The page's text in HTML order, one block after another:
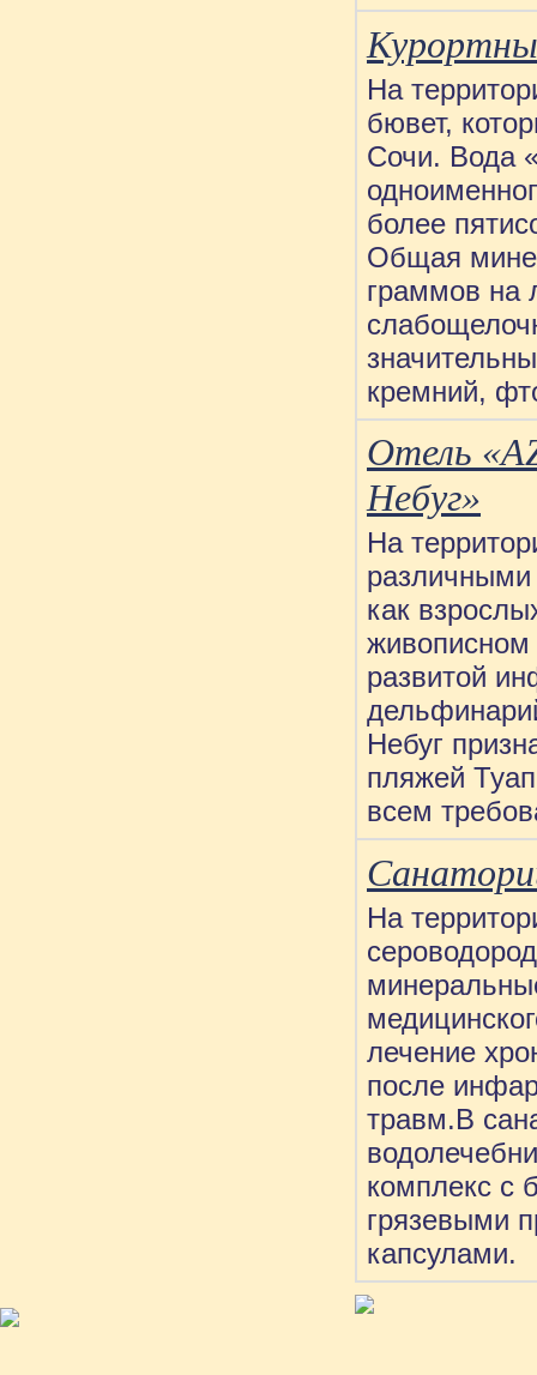
На
бювет,
Сочи. Вода
более
Общая
граммов на
кремний,
Отель
Небуг»
На
как
живописном
развитой
Небуг
пляжей
всем
На
лечение
после
травм.В
комплекс с
грязевыми
капсулами.